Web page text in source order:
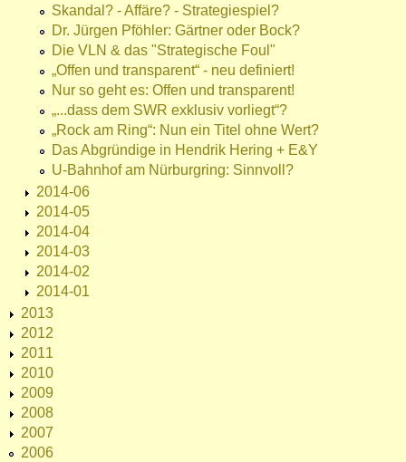
Skandal? - Affäre? - Strategiespiel?
Dr. Jürgen Pföhler: Gärtner oder Bock?
Die VLN & das "Strategische Foul"
„Offen und transparent“ - neu definiert!
Nur so geht es: Offen und transparent!
„...dass dem SWR exklusiv vorliegt“?
„Rock am Ring“: Nun ein Titel ohne Wert?
Das Abgründige in Hendrik Hering + E&Y
U-Bahnhof am Nürburgring: Sinnvoll?
2014-06
2014-05
2014-04
2014-03
2014-02
2014-01
2013
2012
2011
2010
2009
2008
2007
2006